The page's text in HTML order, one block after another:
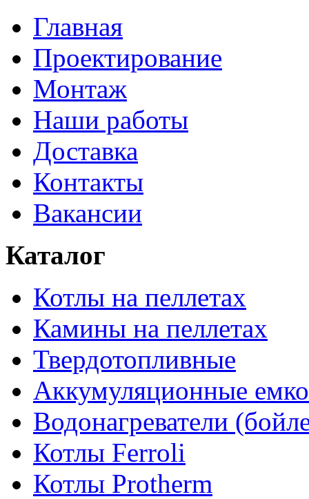
Главная
Проектирование
Монтаж
Наши работы
Доставка
Контакты
Вакансии
Каталог
Котлы на пеллетах
Камины на пеллетах
Твердотопливные
Аккумуляционные
Водонагреватели
Котлы Ferroli
Котлы Protherm